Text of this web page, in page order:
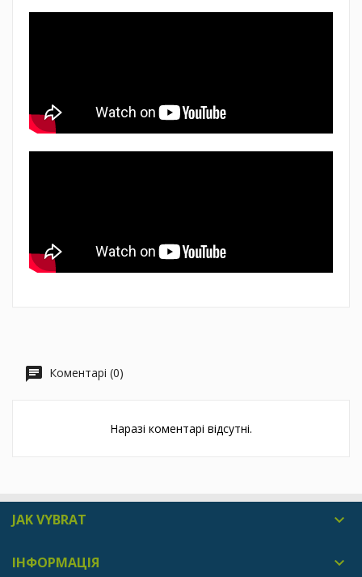
Коментарі (0)
Наразі коментарі відсутні.
JAK VYBRAT 
ІНФОРМАЦІЯ 